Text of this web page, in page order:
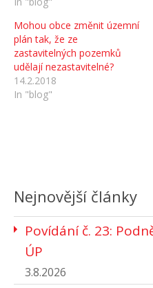
Mohou obce změnit územní
plán tak, že ze
zastavitelných pozemků
udělají nezastavitelné?
14.2.2018
In "blog"
Nejnovější články
Povídání č. 23:
ÚP
3.8.2026